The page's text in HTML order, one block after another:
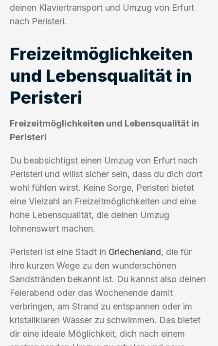
deinen Klaviertransport und Umzug von Erfurt
nach Peristeri.
Freizeitmöglichkeiten
und Lebensqualität in
Peristeri
Freizeitmöglichkeiten und Lebensqualität in
Peristeri
Du beabsichtigst einen Umzug von Erfurt nach
Peristeri und willst sicher sein, dass du dich dort
wohl fühlen wirst. Keine Sorge, Peristeri bietet
eine Vielzahl an Freizeitmöglichkeiten und eine
hohe Lebensqualität, die deinen Umzug
lohnenswert machen.
Peristeri ist eine Stadt in Griechenland, die für
ihre kurzen Wege zu den wunderschönen
Sandstränden bekannt ist. Du kannst also deinen
Feierabend oder das Wochenende damit
verbringen, am Strand zu entspannen oder im
kristallklaren Wasser zu schwimmen. Das bietet
dir eine ideale Möglichkeit, dich nach einem